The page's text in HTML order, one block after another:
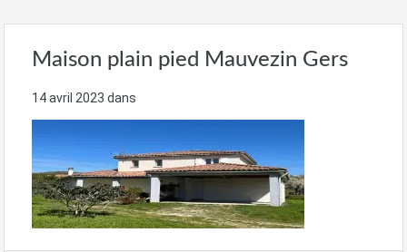
Maison plain pied Mauvezin Gers
14 avril 2023 dans